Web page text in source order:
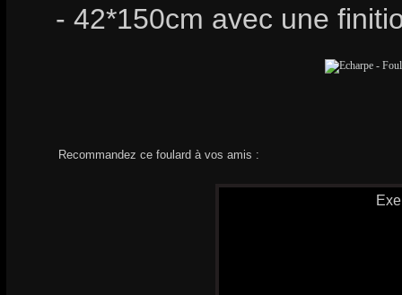
- 42*150cm avec une
Recommandez ce foulard à vos amis :